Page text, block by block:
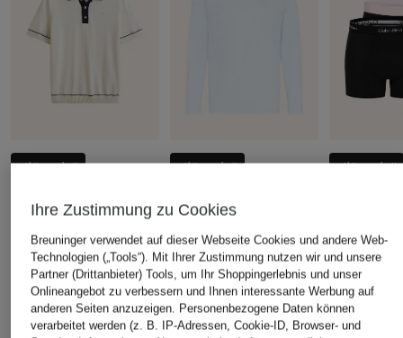
+Aktionsrabatt
Strick-Poloshirt
104,99 €
Bestpreis:85,49 €
Ursprünglich:130 €
+Aktionsrabatt
Jersey-Poloshirt PIROL
Regular Fit
59,99 €
Bestpreis:50,99 €
Ursprünglich:99,95 €
+Aktionsrabatt
ICON
Fit
39,99 €
Bestpreis:
Ihre Zustimmung zu Cookies
Breuninger verwendet auf dieser Webseite Cookies und andere Web-
Technologien („Tools“). Mit Ihrer Zustimmung nutzen wir und unsere
Partner (Drittanbieter) Tools, um Ihr Shoppingerlebnis und unser
Onlineangebot zu verbessern und Ihnen interessante Werbung auf
anderen Seiten anzuzeigen. Personenbezogene Daten können
verarbeitet werden (z. B. IP-Adressen, Cookie-ID, Browser- und